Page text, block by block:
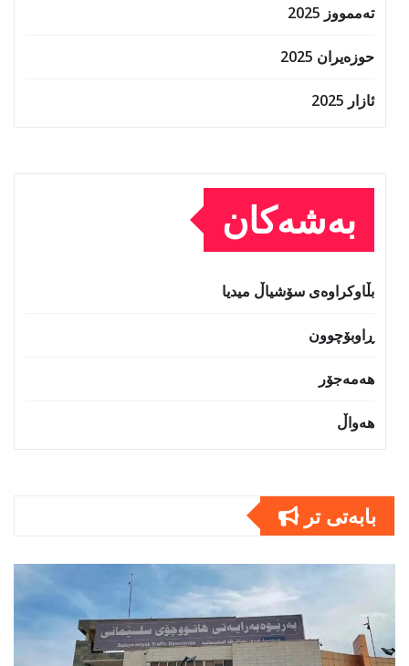
تەممووز 2025
حوزه‌یران 2025
ئازار 2025
بەشەکان
بڵاوکراوەی سۆشیاڵ میدیا
ڕاوبۆچوون
هەمەجۆر
هەواڵ
بابەتى تر